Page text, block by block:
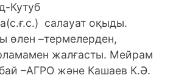
Кутуб
салауат оқыды.
өлен –термелерден,
жалғасты. Мейрам
–АГРО және Кашаев К.Ә.